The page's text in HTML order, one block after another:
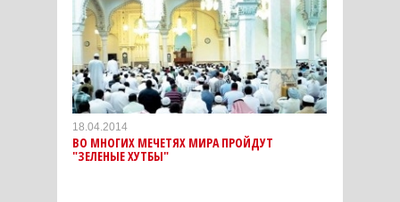
18.04.2014
ВО МНОГИХ МЕЧЕТЯХ МИРА ПРОЙДУТ
"ЗЕЛЕНЫЕ ХУТБЫ"